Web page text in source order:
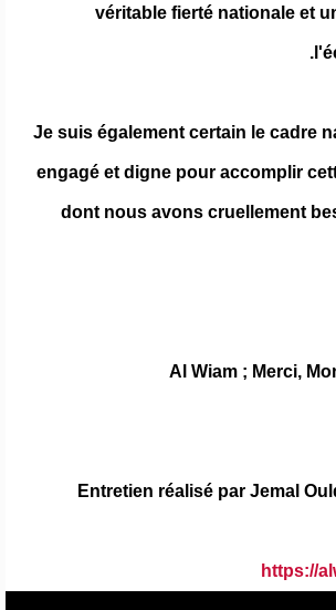
véritable fierté nationale et
Je suis également certain le cadre
engagé et digne pour accomplir
dont nous avons cruellement
Al Wiam ; Merci,
Entretien réalisé par Jemal
https://